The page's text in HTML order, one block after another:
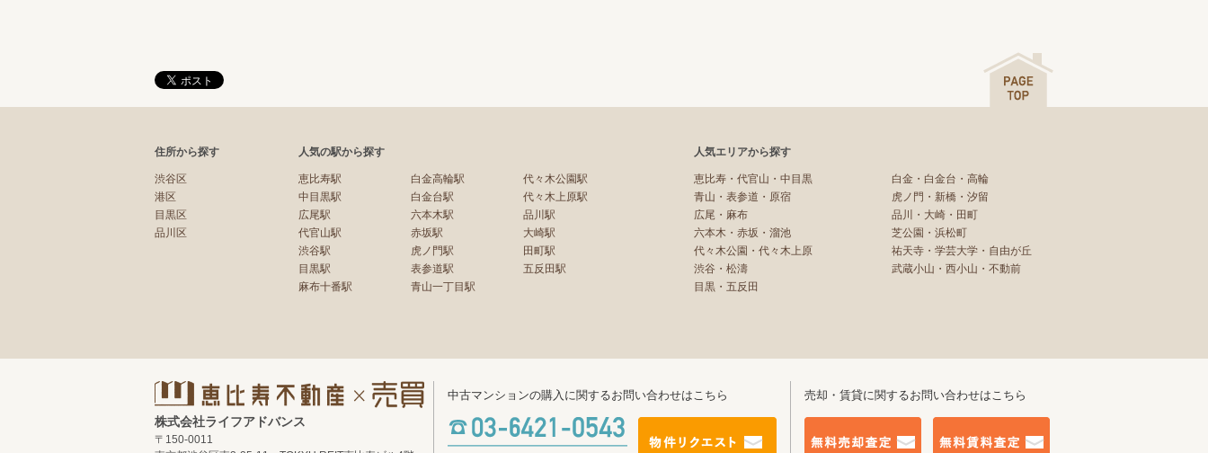
住所から探す
渋谷区
港区
目黒区
品川区
人気の駅から探す
恵比寿駅
中目黒駅
広尾駅
代官山駅
渋谷駅
目黒駅
麻布十番駅
白金高輪駅
白金台駅
六本木駅
赤坂駅
虎ノ門駅
表参道駅
青山一丁目駅
代々木公園駅
代々木上原駅
品川駅
大崎駅
田町駅
五反田駅
人気エリアから探す
恵比寿・代官山・中目黒
青山・表参道・原宿
広尾・麻布
六本木・赤坂・溜池
代々木公園・代々木上原
渋谷・松濤
目黒・五反田
白金・白金台・高輪
虎ノ門・新橋・汐留
品川・大崎・田町
芝公園・浜松町
祐天寺・学芸大学・自由が丘
武蔵小山・西小山・不動前
株式会社ライフアドバンス
〒150-0011
中古マンションの購入に関するお問い合わせはこちら 売却・賃貸に関するお問い合わせはこちら